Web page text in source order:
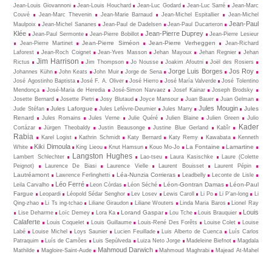
Jean-Louis Giovannoni
Jean-Louis Houchard Jean-Luc Godard Jean-Luc Sarré
Jean-Marc
Couvé
Jean-Marc Thevenin Jean-Marie Barnaud Jean-Michel Espitallier
Jean-Michel
Maulpoix
Jean-Michel Sananes Jean-Paul de Dadelsen Jean-Paul Ducarteron
Jean-Paul
Klée
Jean-Paul Sermonte Jean-Pierre Bobillot Jean-Pierre Duprey
Jean-Pierre Lesieur
Jean-Pierre Martinet
Jean-Pierre Siméon Jean-Pierre Verheggen
Jean-Richard
Laforest
Jean-Roch Coignet Jean-Yves Masson Jehan Mayoux Jehan Regnier
Jehan
Rictus
Jim Harrison Jim Thompson Jo Nousse Joakim Afoutni
Joël des Rosiers
Johannes Kühn
John Keats John Muir Jorge de Sena Jorge Luis Borges Jos Roy
José Agostinho Baptista José F. A. Oliver José Hierro José María Valverde
José Tolentino
Mendonça
José-Maria de Heredia José-Simon Narvaez Josef Kainar
Joseph Brodsky
Josette Bernard
Josette Pietri Josy Blutaud Joyce Mansour Juan Bauer
Juan Gelman
Jude Stéfan
Jules Laforgue Jules Lefèvre-Deumier Jules Marry Jules Mougin
Jules
Renard
Jules Romains Jules Verne Julie Quéré Julien Blaine Julien Green
Julio
Cortázar
Jürgen Theobaldy Justin Beausonge Justine Blue Gerland Kabîr
Kader
Rabia
Karel Logist Kathrin Schmidt Katy Bernard Katy Remy Kawabata
Kenneth
White
Kiki Dimoula King Lieou Knut Hamsun Kouo Mo-Jo La Fontaine Lamartine
Lambert Schlechter Langston Hughes Lao-tseu Laura Kasischke
Laure (Colette
Peignot)
Laurence De Biasi Laurence Vielle Laurent Bouisset Laurent Pépin
Lautréamont Lawrence Ferlinghetti Léa-Nunzia Corrieras Leadbelly
Leconte de Lisle
Leila Carvalho
Léo Ferré Leon Còrdas Léon Séché Léon-Gontran Damas
Léon-Paul
Fargue
Leopardi Léopold Sédar Senghor Lev Losev Lewis Caroll Li Po Li P’an-long
Li
Qing-zhao
Li Ts ing-tchao Liliane Giraudon Liliane Wouters Linda Maria Baros
Lionel Ray
Lise Deharme
Loïc Demey Lora Ka Lorand Gaspar Lou Tche Louis Brauquier
Louis
Calaferte
Louis Coquelet Louis Guillaume Louis-René Des Forêts Louise Colet
Louise
Labé
Louise Michel Loys Saunier Lucien Feuillade Luis Alberto de Cuenca
Luís Carlos
Patraquim
Luís de Camões Luis Sepúlveda Luiza Neto Jorge Madeleine Biefnot
Magdala
Mathilde
Magloire-Saint-Aude Mahmoud Darwich Mahmoud Maghrabi
Majead At-Mahel